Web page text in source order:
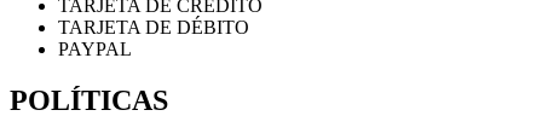
TARJETA DE CRÉDITO
TARJETA DE DÉBITO
PAYPAL
POLÍTICAS